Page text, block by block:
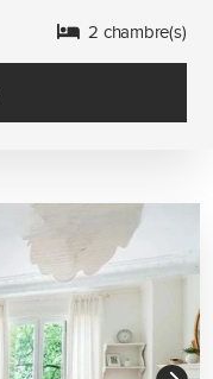
2 chambre(s)